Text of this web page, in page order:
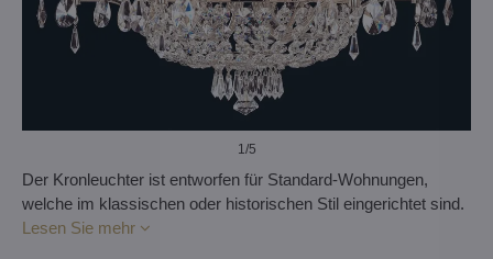
1/5
Der Kronleuchter ist entworfen für Standard-Wohnungen,
welche im klassischen oder historischen Stil eingerichtet sind.
Lesen Sie mehr